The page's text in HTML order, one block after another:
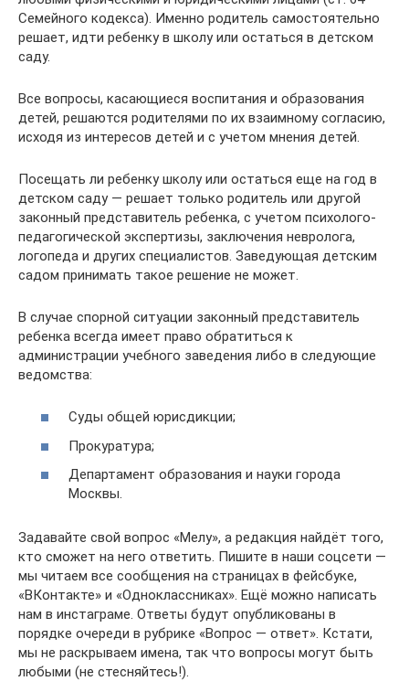
Семейного кодекса). Именно родитель самостоятельно
решает, идти ребенку в школу или остаться в детском
саду.
Все вопросы, касающиеся воспитания и образования
детей, решаются родителями по их взаимному согласию,
исходя из интересов детей и с учетом мнения детей.
Посещать ли ребенку школу или остаться еще на год в
детском саду — решает только родитель или другой
законный представитель ребенка, с учетом психолого-
педагогической экспертизы, заключения невролога,
логопеда и других специалистов. Заведующая детским
садом принимать такое решение не может.
В случае спорной ситуации законный представитель
ребенка всегда имеет право обратиться к
администрации учебного заведения либо в следующие
ведомства:
Суды общей юрисдикции;
Прокуратура;
Департамент образования и науки города
Москвы.
Задавайте свой вопрос «Мелу», а редакция найдёт того,
кто сможет на него ответить. Пишите в наши соцсети —
мы читаем все сообщения на страницах в фейсбуке,
«ВКонтакте» и «Одноклассниках». Ещё можно написать
нам в инстаграме. Ответы будут опубликованы в
порядке очереди в рубрике «Вопрос — ответ». Кстати,
мы не раскрываем имена, так что вопросы могут быть
любыми (не стесняйтесь!).